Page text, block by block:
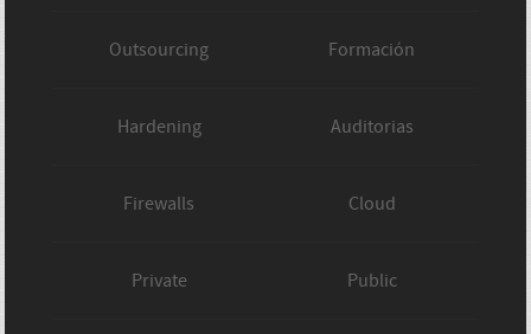
Outsourcing Formación
Hardening Auditorias
Firewalls Cloud
Private Public